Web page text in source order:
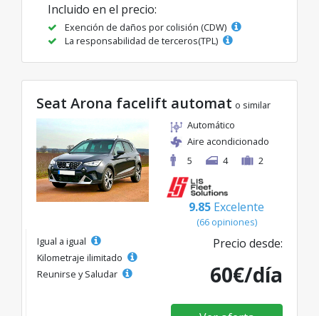
Incluido en el precio:
Exención de daños por colisión (CDW)
La responsabilidad de terceros(TPL)
Seat Arona facelift automat o similar
Automático
Aire acondicionado
5
4 2
9.85 Excelente
(66 opiniones)
Igual a igual
Kilometraje ilimitado
Reunirse y Saludar
Precio desde:
60€/día